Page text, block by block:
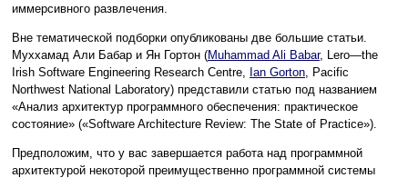
иммерсивного развлечения.
Вне тематической подборки опубликованы две большие статьи.
Муххамад Али Бабар и Ян Гортон (Muhammad Ali Babar, Lero—the
Irish Software Engineering Research Centre,
Ian Gorton , Pacific
Northwest National Laboratory) представили статью под названием
«Анализ архитектур программного обеспечения: практическое
состояние» («Software Architecture Review: The State of Practice»).
Предположим, что у вас завершается работа над программной
архитектурой некоторой преимущественно программной системы